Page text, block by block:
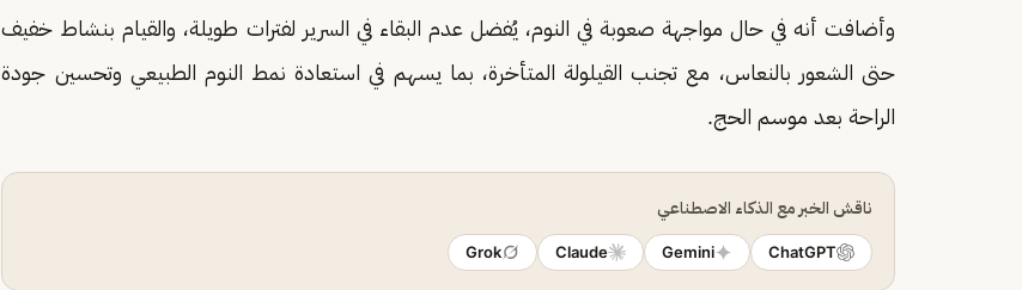
وأضافت أنه في حال مواجهة صعوبة في النوم، يُفضل عدم البقاء في السرير لفترات طويلة، والقيام بنشاط خفيف
حتى الشعور بالنعاس، مع تجنب القيلولة المتأخرة، بما يسهم في استعادة نمط النوم الطبيعي وتحسين جودة
الراحة بعد موسم الحج.
ناقش الخبر مع الذكاء الاصطناعي
ChatGPT
Gemini
Claude
Grok